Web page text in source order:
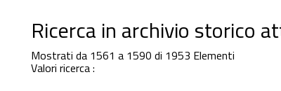
Ricerca in archivio storico
Mostrati da 1561 a 1590 di 1953 Elementi
Valori ricerca :